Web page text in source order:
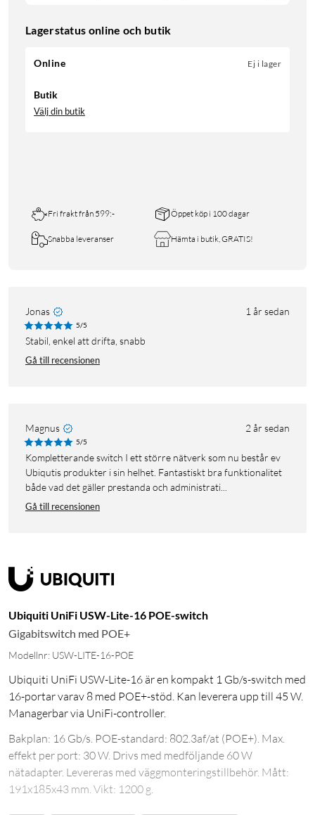
Lagerstatus online och butik
Online Ej i lager
Butik
Välj din butik
Fri frakt från 599:- Öppet köp i 100 dagar
Snabba leveranser Hämta i butik, GRATIS!
Jonas 1 år sedan
5/5
Stabil, enkel att drifta, snabb
Gå till recensionen
Magnus 2 år sedan
5/5
Kompletterande switch I ett större nätverk som nu består ev
Ubiqutis produkter i sin helhet. Fantastiskt bra funktionalitet
både vad det gäller prestanda och administrati...
Gå till recensionen
Ubiquiti UniFi USW-Lite-16 POE-switch
Gigabitswitch med POE+
Modellnr: USW-LITE-16-POE
Ubiquiti UniFi USW-Lite-16 är en kompakt 1 Gb/s-switch med
16-portar varav 8 med POE+-stöd. Kan leverera upp till 45 W.
Managerbar via UniFi-controller.
Bakplan: 16 Gb/s. POE-standard: 802.3af/at (POE+). Max.
effekt per port: 30 W. Drivs med medföljande 60 W
nätadapter. Levereras med väggmonteringstillbehör. Mått:
191x185x43 mm. Vikt: 1200 g.